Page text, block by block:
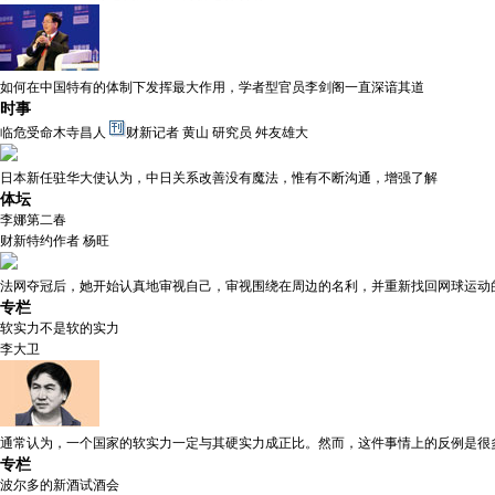
如何在中国特有的体制下发挥最大作用，学者型官员李剑阁一直深谙其道
时事
临危受命木寺昌人 财新记者 黄山 研究员 舛友雄大
日本新任驻华大使认为，中日关系改善没有魔法，惟有不断沟通，增强了解
体坛
李娜第二春
财新特约作者 杨旺
法网夺冠后，她开始认真地审视自己，审视围绕在周边的名利，并重新找回网球运动
专栏
软实力不是软的实力
李大卫
通常认为，一个国家的软实力一定与其硬实力成正比。然而，这件事情上的反例是很
专栏
波尔多的新酒试酒会